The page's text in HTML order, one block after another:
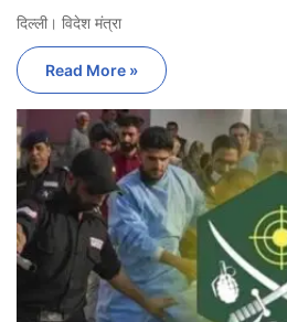
दिल्ली। विदेश मंत्रा
Read More »